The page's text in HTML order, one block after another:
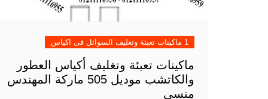
1 ماكينات تعبئة وتغليف السوائل فى اكياس
ماكينات تعبئة وتغليف أكياس العطور
والكاتشب موديل 505 ماركة المهندس
منسى